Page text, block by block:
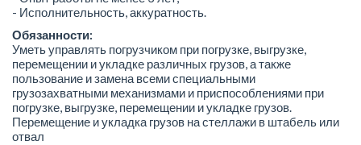
- Исполнительность, аккуратность.
Обязанности:
Уметь управлять погрузчиком при погрузке, выгрузке,
перемещении и укладке различных грузов, а также
пользование и замена всеми специальными
грузозахватными механизмами и приспособлениями при
погрузке, выгрузке, перемещении и укладке грузов.
Перемещение и укладка грузов на стеллажи в штабель или
отвал